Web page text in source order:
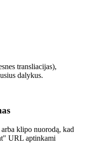
transliacijas),
dalykus.
klipo nuorodą, kad
URL aptinkami